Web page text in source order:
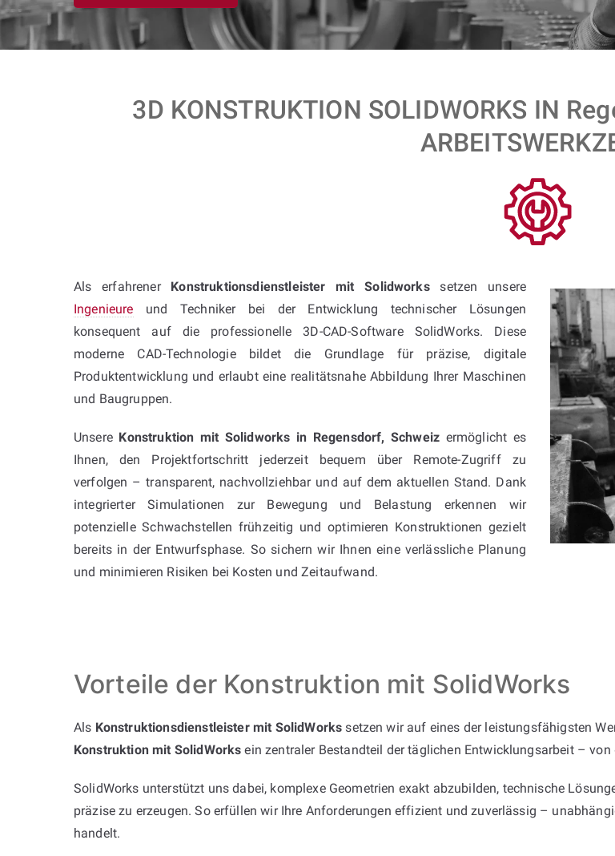
3D KONSTRUKTION SOLIDWORKS IN
Als erfahrener Konstruktionsdienstleister mit Solidworkssetzen unsere
Ingenieure und Techniker bei der Entwicklung technischer Lösungen
konsequent auf die professionelle 3D-CAD-Software SolidWorks. Diese
moderne CAD-Technologie bildet die Grundlage für präzise, digitale
Produktentwicklung und erlaubt eine realitätsnahe Abbildung Ihrer Maschinen
und Baugruppen.
Unsere Konstruktion mit Solidworks in Regensdorf, Schweiz ermöglicht es
Ihnen, den Projektfortschritt jederzeit bequem über Remote-Zugriff zu
verfolgen – transparent, nachvollziehbar und auf dem aktuellen Stand. Dank
integrierter Simulationen zur Bewegung und Belastung erkennen wir
potenzielle Schwachstellen frühzeitig und optimieren Konstruktionen gezielt
bereits in der Entwurfsphase. So sichern wir Ihnen eine verlässliche Planung
und minimieren Risiken bei Kosten und Zeitaufwand.
Vorteile der Konstruktion mit SolidWorks
Als Konstruktionsdienstleister mit SolidWorks setzen wir auf eines der leistungsfähigsten
Konstruktion mit SolidWorks ein zentraler Bestandteil der täglichen Entwicklungsarbeit –
SolidWorks unterstützt uns dabei, komplexe Geometrien exakt abzubilden, technische
präzise zu erzeugen. So erfüllen wir Ihre Anforderungen effizient und zuverlässig –
handelt.